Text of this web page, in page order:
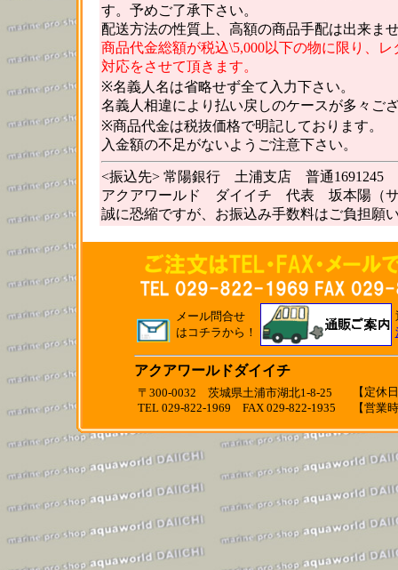
す。予めご了承下さい。
配送方法の性質上、高額の商品手配は出来ま
商品代金総額が税込\5,000以下の物に限り、
対応をさせて頂きます。
※名義人名は省略せず全て入力下さい。
名義人相違により払い戻しのケースが多々ご
※商品代金は税抜価格で明記しております。
入金額の不足がないようご注意下さい。
<振込先> 常陽銀行 土浦支店 普通1691245
アクアワールド ダイイチ 代表 坂本陽（
誠に恐縮ですが、お振込み手数料はご負担願
メール問合せ
はコチラから！
アクアワールドダイイチ
〒300-0032 茨城県土浦市湖北1-8-25
TEL 029-822-1969 FAX 029-822-1935
【定休
【営業時